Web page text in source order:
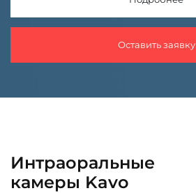
Оставить заявку
Интраоральные
камеры Kavo